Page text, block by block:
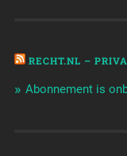
RECHT.NL –
Abonnement is